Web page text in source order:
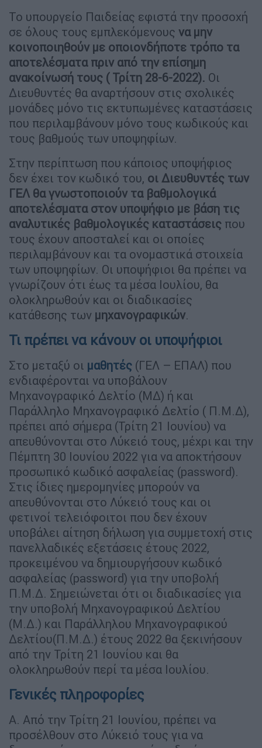
Το υπουργείο Παιδείας εφιστά την προσοχή
σε όλους τους εμπλεκόμενους να μην
κοινοποιηθούν με οποιονδήποτε τρόπο τα
αποτελέσματα πριν από την επίσημη
ανακοίνωσή τους ( Τρίτη 28-6-2022). Οι
Διευθυντές θα αναρτήσουν στις σχολικές
μονάδες μόνο τις εκτυπωμένες καταστάσεις
που περιλαμβάνουν μόνο τους κωδικούς και
τους βαθμούς των υποψηφίων.
Στην περίπτωση που κάποιος υποψήφιος
δεν έχει τον κωδικό του, οι Διευθυντές των
ΓΕΛ θα γνωστοποιούν τα βαθμολογικά
αποτελέσματα στον υποψήφιο με βάση τις
αναλυτικές βαθμολογικές καταστάσεις που
τους έχουν αποσταλεί και οι οποίες
περιλαμβάνουν και τα ονομαστικά στοιχεία
των υποψηφίων. Οι υποψήφιοι θα πρέπει να
γνωρίζουν ότι έως τα μέσα Ιουλίου, θα
ολοκληρωθούν και οι διαδικασίες
κατάθεσης των μηχανογραφικών.
Τι πρέπει να κάνουν οι υποψήφιοι
Στο μεταξύ οι μαθητές (ΓΕΛ – ΕΠΑΛ) που
ενδιαφέρονται να υποβάλουν
Μηχανογραφικό Δελτίο (ΜΔ) ή και
Παράλληλο Μηχανογραφικό Δελτίο ( Π.Μ.Δ),
πρέπει από σήμερα (Τρίτη 21 Ιουνίου) να
απευθύνονται στο Λύκειό τους, μέχρι και την
Πέμπτη 30 Ιουνίου 2022 για να αποκτήσουν
προσωπικό κωδικό ασφαλείας (password).
Στις ίδιες ημερομηνίες μπορούν να
απευθύνονται στο Λύκειό τους και οι
φετινοί τελειόφοιτοι που δεν έχουν
υποβάλει αίτηση δήλωση για συμμετοχή στις
πανελλαδικές εξετάσεις έτους 2022,
προκειμένου να δημιουργήσουν κωδικό
ασφαλείας (password) για την υποβολή
Π.Μ.Δ. Σημειώνεται ότι οι διαδικασίες για
την υποβολή Μηχανογραφικού Δελτίου
(Μ.Δ.) και Παράλληλου Μηχανογραφικού
Δελτίου(Π.Μ.Δ.) έτους 2022 θα ξεκινήσουν
από την Τρίτη 21 Ιουνίου και θα
ολοκληρωθούν περί τα μέσα Ιουλίου.
Γενικές πληροφορίες
Α. Από την Τρίτη 21 Ιουνίου, πρέπει να
προσέλθουν στο Λύκειό τους για να